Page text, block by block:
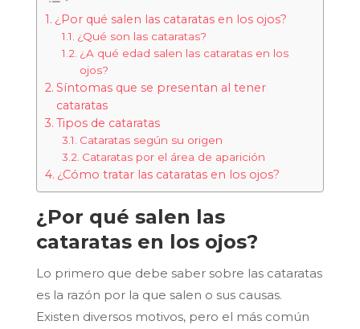
¿Por qué salen las cataratas en los ojos?
¿Qué son las cataratas?
¿A qué edad salen las cataratas en los
ojos?
Síntomas que se presentan al tener
cataratas
Tipos de cataratas
Cataratas según su origen
Cataratas por el área de aparición
¿Cómo tratar las cataratas en los ojos?
¿Por qué salen las
cataratas en los ojos?
Lo primero que debe saber sobre las cataratas
es la razón por la que salen o sus causas.
Existen diversos motivos, pero el más común